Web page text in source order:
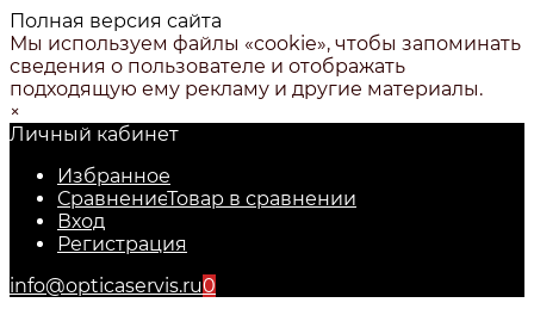
Полная версия сайта
Мы используем файлы «cookie», чтобы запоминать
сведения о пользователе и отображать
подходящую ему рекламу и другие материалы.
×
Личный кабинет
Избранное
СравнениеТовар в сравнении
Вход
Регистрация
info@opticaservis.ru0